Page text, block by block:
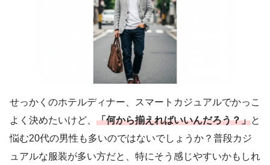
せっかくのホテルディナー、スマートカジュアルでかっこ
よく決めたいけど、 「何から揃えればいいんだろう？」と
悩む20代の男性も多いのではないでしょうか？普段カジ
ュアルな服装が多い方だと、特にそう感じやすいかもしれ